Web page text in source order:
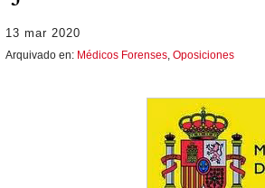
13 mar 2020
Arquivado en: Médicos Forenses Oposiciones